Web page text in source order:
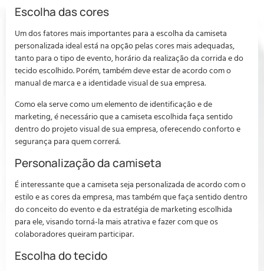
Escolha das cores
Um dos fatores mais importantes para a escolha da camiseta
personalizada ideal está na opção pelas cores mais adequadas,
tanto para o tipo de evento, horário da realização da corrida e do
tecido escolhido. Porém, também deve estar de acordo com o
manual de marca e a identidade visual de sua empresa.
Como ela serve como um elemento de identificação e de
marketing, é necessário que a camiseta escolhida faça sentido
dentro do projeto visual de sua empresa, oferecendo conforto e
segurança para quem correrá.
Personalização da camiseta
É interessante que a camiseta seja personalizada de acordo com o
estilo e as cores da empresa, mas também que faça sentido dentro
do conceito do evento e da estratégia de marketing escolhida
para ele, visando torná-la mais atrativa e fazer com que os
colaboradores queiram participar.
Escolha do tecido